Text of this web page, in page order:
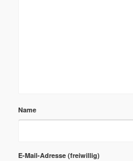
Name
E-Mail-Adresse